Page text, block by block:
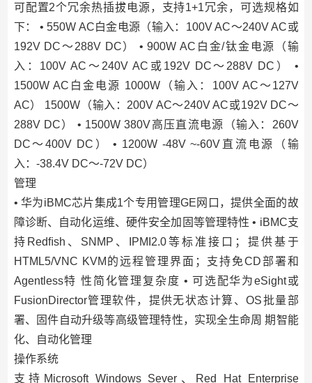
可配置2个冗余热插拔电源，支持1+1冗余，可选规格如
下： • 550W AC白金电源（输入：100V AC～240V AC或
192V DC～288V DC） • 900W AC白金/钛金电源（输
入：100V AC～240V AC或192V DC～288V DC） •
1500W AC白金电源 1000W（输入：100V AC～127V
AC） 1500W（输入：200V AC～240V AC或192V DC～
288V DC） • 1500W 380V高压直流电源（输入：260V
DC～400V DC） • 1200W -48V ~-60V直流电源（输
入：-38.4V DC～-72V DC）
管理
• 华为iBMC芯片集成1个专用管理GE网口，提供全面的故
障诊断、自动化运维、硬件安全加固等管理特性 • iBMC支
持Redﬁsh、SNMP、IPMI2.0等标准接口；提供基于
HTML5/VNC KVM的远程管理界面；支持免CD部署和
Agentless特 性简化管理复杂度 • 可选配华为eSight或
FusionDirector管理软件，提供无状态计算、OS批量部
署、固件自动升级等高级管理特性，实现全生命周 期智能
化、自动化管理
操作系统
支持Microsoft Windows Sever、Red Hat Enterprise